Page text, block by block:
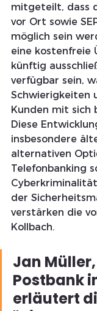
mitgeteilt, dass
vor Ort sowie
möglich sein
eine kostenfreie
künftig
verfügbar sein,
Schwierigkeiten
Kunden mit sich
Diese
insbesondere
alternativen
Telefonbanking
der
verstärken die
Kollbach.
Jan
Postbank
erläutert